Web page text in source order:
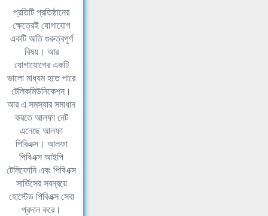
প্রতিটি প্রতিষ্ঠানের
ক্ষেত্রেই যোগাযোগ
একটি অতি গুরুত্বপূর্ণ
বিষয়। আর
যোগাযোগের একটি
ভালো মাধ্যম হতে পারে
টেলিকমিউনিকেশন।
আর এ সমস্যার সমাধান
করতে আলফা নেট
এনেছে আলফা
পিবিএক্স। আলফা
পিবিএক্স আইপি
টেলিফোনি এবং পিবিএক্স
সার্ভিসের সবন্বয়ে
হোস্টেড পিবিএক্স সেবা
প্রদান করে।